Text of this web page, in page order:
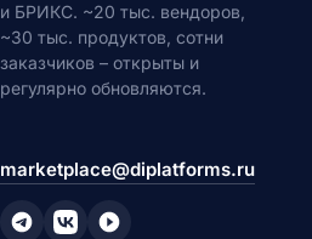
и БРИКС. ~20 тыс. вендоров,
~30 тыс. продуктов, сотни
заказчиков – открыты и
регулярно обновляются.
marketplace@diplatforms.ru